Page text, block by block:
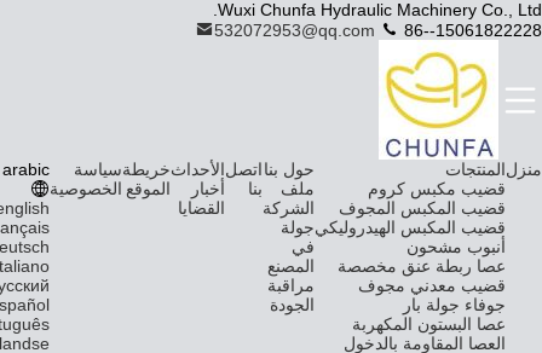
Wuxi Chunfa Hydraulic Machinery Co., Ltd.
532072953@qq.com
86--15061822228
منزلالمنتجات
قضيب مكبس كروم
قضيب المكبس المجوف
قضيب المكبس الهيدروليكي
أنبوب مشحون
عصا ربطة عنق مخصصة
قضيب معدني مجوف
جوفاء جولة بار
عصا البستون المكهربة
العصا المقاومة بالدخول
حول بنا
ملف
الشركة
جولة
في
المصنع
مراقبة
الجودة
اتصل
بنا
الأحداث
أخبار
القضايا
خريطة
الموقع
سياسة
الخصوصية
arabic